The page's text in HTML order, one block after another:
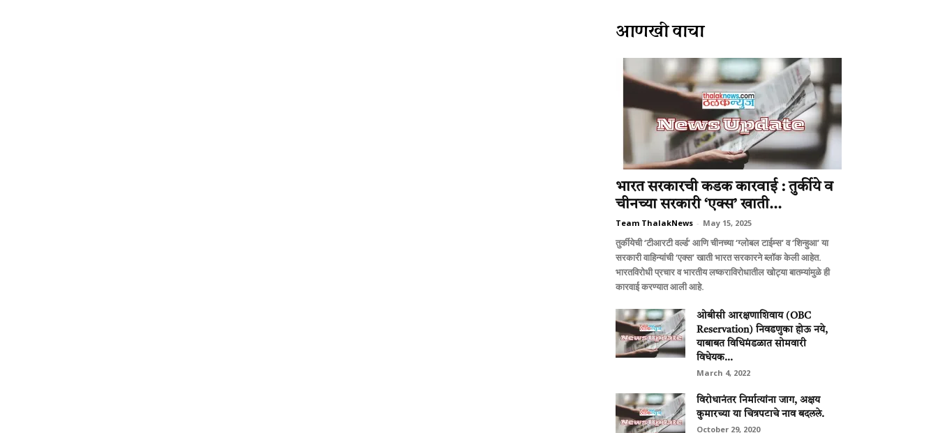
आणखी वाचा
भारत सरकारची कडक कारवाई : तुर्कीये व
चीनच्या सरकारी ‘एक्स’ खाती...
Team ThalakNews - May 15, 2025
तुर्कीयेची ‘टीआरटी वर्ल्ड’ आणि चीनच्या ‘ग्लोबल टाईम्स’ व ‘शिन्हुआ’ या
सरकारी वाहिन्यांची ‘एक्स’ खाती भारत सरकारने ब्लॉक केली आहेत.
भारतविरोधी प्रचार व भारतीय लष्कराविरोधातील खोट्या बातम्यांमुळे ही
कारवाई करण्यात आली आहे.
ओबीसी आरक्षणाशिवाय (OBC
Reservation) निवडणुका होऊ नये,
याबाबत विधिमंडळात सोमवारी
विधेयक...
March 4, 2022
विरोधानंतर निर्मात्यांना जाग, अक्षय
कुमारच्या या चित्रपटाचे नाव बदलले.
October 29, 2020